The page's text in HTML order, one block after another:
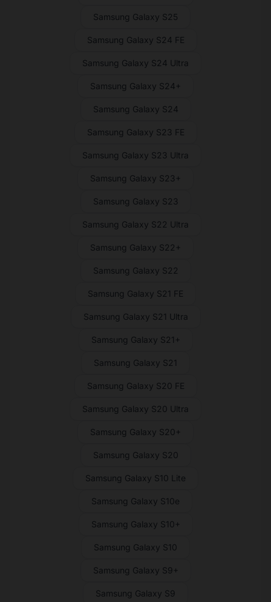
Samsung Galaxy S25
Samsung Galaxy S24 FE
Samsung Galaxy S24 Ultra
Samsung Galaxy S24+
Samsung Galaxy S24
Samsung Galaxy S23 FE
Samsung Galaxy S23 Ultra
Samsung Galaxy S23+
Samsung Galaxy S23
Samsung Galaxy S22 Ultra
Samsung Galaxy S22+
Samsung Galaxy S22
Samsung Galaxy S21 FE
Samsung Galaxy S21 Ultra
Samsung Galaxy S21+
Samsung Galaxy S21
Samsung Galaxy S20 FE
Samsung Galaxy S20 Ultra
Samsung Galaxy S20+
Samsung Galaxy S20
Samsung Galaxy S10 Lite
Samsung Galaxy S10e
Samsung Galaxy S10+
Samsung Galaxy S10
Samsung Galaxy S9+
Samsung Galaxy S9